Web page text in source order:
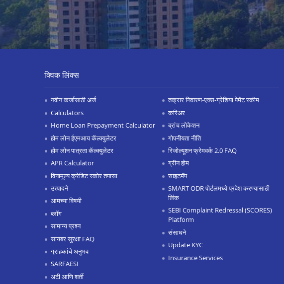
क्विक लिंक्स
नवीन कर्जासाठी अर्ज
Calculators
Home Loan Prepayment Calculator
होम लोन ईएमआय कॅल्क्युलेटर
होम लोन पात्रता कॅल्क्युलेटर
APR Calculator
विनामूल्य क्रेडिट स्कोर तपासा
उत्पादने
आमच्या विषयी
ब्लॉग
सामान्य प्रश्न
सायबर सुरक्षा FAQ
ग्राहकांचे अनुभव
SARFAESI
अटी आणि शर्ती
तक्रार निवारण-एक्स-ग्रेशिया पेमेंट स्कीम
करिअर
ब्रांच लोकेशन
गोपनीयता नीति
रिजोल्यूशन फ्रेमवर्क 2.0 FAQ
ग्रीन होम
साइटमॅप
SMART ODR पोर्टलमध्ये प्रवेश करण्यासाठी
लिंक
SEBI Complaint Redressal (SCORES)
Platform
संसाधने
Update KYC
Insurance Services